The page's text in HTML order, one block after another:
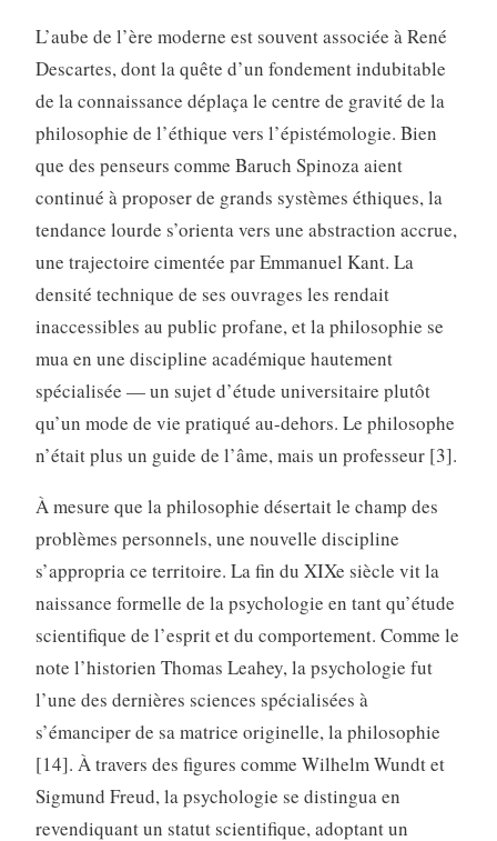
L’aube de l’ère moderne est souvent associée à René
Descartes, dont la quête d’un fondement indubitable
de la connaissance déplaça le centre de gravité de la
philosophie de l’éthique vers l’épistémologie. Bien
que des penseurs comme Baruch Spinoza aient
continué à proposer de grands systèmes éthiques, la
tendance lourde s’orienta vers une abstraction accrue,
une trajectoire cimentée par Emmanuel Kant. La
densité technique de ses ouvrages les rendait
inaccessibles au public profane, et la philosophie se
mua en une discipline académique hautement
spécialisée — un sujet d’étude universitaire plutôt
qu’un mode de vie pratiqué au-dehors. Le philosophe
n’était plus un guide de l’âme, mais un professeur [3].
À mesure que la philosophie désertait le champ des
problèmes personnels, une nouvelle discipline
s’appropria ce territoire. La fin du XIXe siècle vit la
naissance formelle de la psychologie en tant qu’étude
scientifique de l’esprit et du comportement. Comme le
note l’historien Thomas Leahey, la psychologie fut
l’une des dernières sciences spécialisées à
s’émanciper de sa matrice originelle, la philosophie
[14]. À travers des figures comme Wilhelm Wundt et
Sigmund Freud, la psychologie se distingua en
revendiquant un statut scientifique, adoptant un